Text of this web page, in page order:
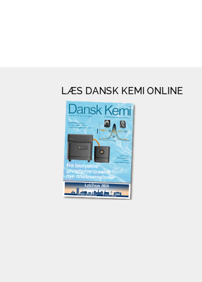
LÆS DANSK KEMI ONLINE